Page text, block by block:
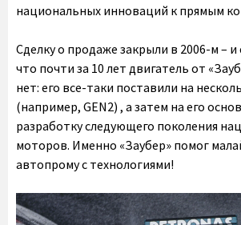
национальных инноваций к прямым
Сделку о продаже закрыли в 2006-м – и
что почти за 10 лет двигатель от
нет: его все-таки поставили на
(например, GEN2) , а затем на его
разработку следующего поколения
моторов. Именно «Заубер» помог
автопрому с технологиями!